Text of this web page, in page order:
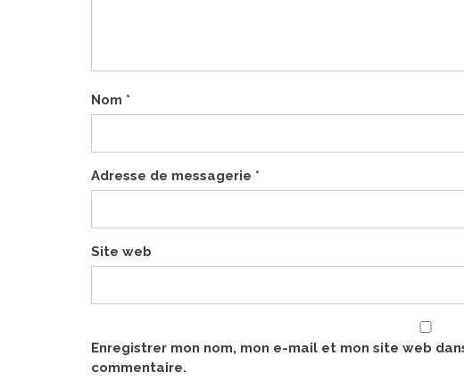
Nom *
Adresse de messagerie *
Site web
Enregistrer mon nom, mon e-mail et mon site web
commentaire.